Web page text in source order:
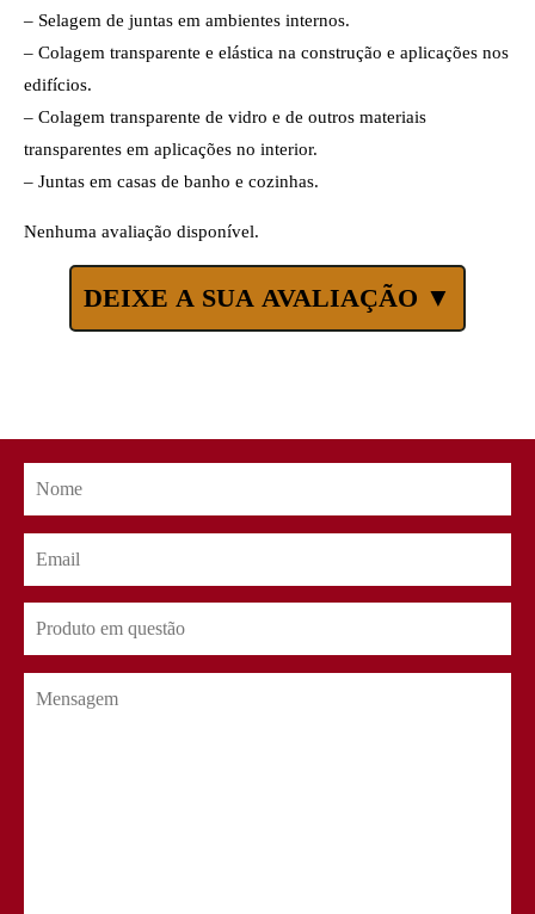
– Selagem de juntas em ambientes internos.
– Colagem transparente e elástica na construção e aplicações nos
edifícios.
– Colagem transparente de vidro e de outros materiais
transparentes em aplicações no interior.
– Juntas em casas de banho e cozinhas.
Nenhuma avaliação disponível.
DEIXE A SUA AVALIAÇÃO ▼